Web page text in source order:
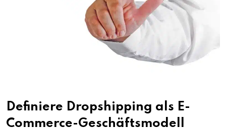
Definiere Dropshipping als E-
Commerce-Geschäftsmodell